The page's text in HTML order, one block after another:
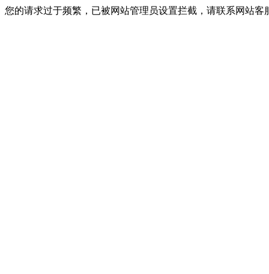
您的请求过于频繁，已被网站管理员设置拦截，请联系网站客